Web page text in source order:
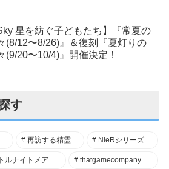
星を紡ぐ子どもたち】『常夏の
(8/12〜8/26)』＆復刻『夏灯りの
(9/20〜10/4)』開催決定！
す
再訪する精霊 NieRシリーズ
ルナイトメア thatgamecompany